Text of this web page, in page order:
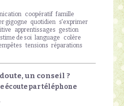
coopératif famille
gigogne quotidien
s'exprimer
apprentissages gestion
de soi language
colère
tensions réparations
un conseil ?
écoute par téléphone